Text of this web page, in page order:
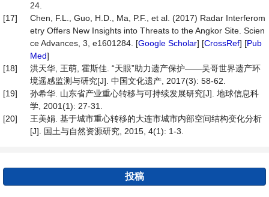
24.
[17]
Chen, F.L., Guo, H.D., Ma, P.F., et al. (2017) Radar Interferom
etry Offers New Insights into Threats to the Angkor Site. Scien
ce Advances, 3, e1601284. [Google Scholar] [CrossRef] [Pub
Med]
[18]
洪天华, 王萌, 霍斯佳. “天眼”助力遗产保护——吴哥世界遗产环
境遥感监测与研究[J]. 中国文化遗产, 2017(3): 58-62.
[19]
孙希华. 山东省产业重心转移与可持续发展研究[J]. 地球信息科
学, 2001(1): 27-31.
[20]
王美娟. 基于城市重心转移的大连市城市内部空间结构变化分析
[J]. 国土与自然资源研究, 2015, 4(1): 1-3.
投稿